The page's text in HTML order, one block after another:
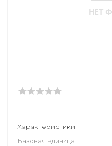
Характеристики
Базовая единица